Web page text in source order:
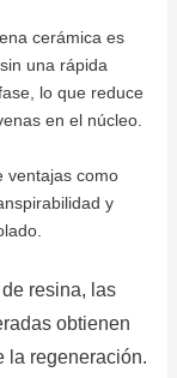
cerámica es
una rápida
lo que reduce
en el núcleo.
ventajas como
y
resina, las
obtienen
la regeneración.